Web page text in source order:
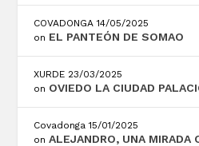
COVADONGA 14/05/2025
on EL PANTEÓN DE SOMAO
XURDE 23/03/2025
on OVIEDO LA CIUDAD
Covadonga 15/01/2025
onALEJANDRO, UNA MIRADA